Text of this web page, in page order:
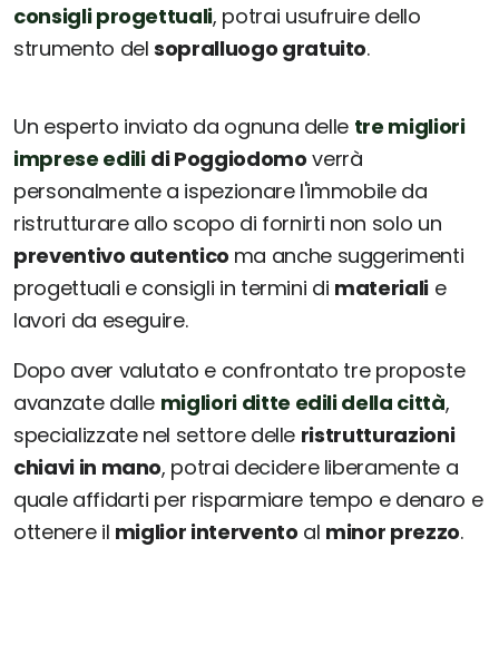
consigli progettuali, potrai usufruire dello
strumento delsopralluogo gratuito.
Un esperto inviato da ognuna delle tre migliori
imprese edili di Poggiodomo verrà
personalmente a ispezionare l'immobile da
ristrutturare allo scopo di fornirti non solo un
preventivo autentico ma anche suggerimenti
progettuali e consigli in termini di materialie
lavori da eseguire.
Dopo aver valutato e confrontato tre proposte
avanzate dalle migliori ditte edili della città,
specializzate nel settore delle ristrutturazioni
chiavi in mano, potrai decidere liberamente a
quale affidarti per risparmiare tempo e denaro e
ottenere il miglior intervento al minor prezzo.